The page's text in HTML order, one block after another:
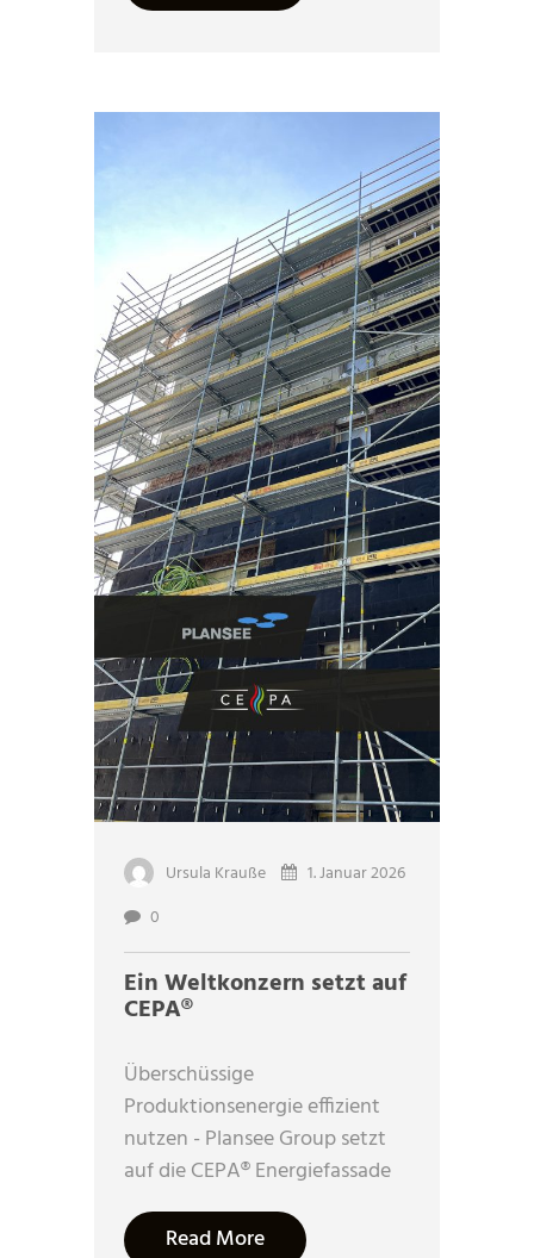
Ursula Krauße
1. Januar 2026
0
Ein Weltkonzern setzt auf
CEPA®
Überschüssige
Produktionsenergie effizient
nutzen - Plansee Group setzt
auf die CEPA® Energiefassade
Read More